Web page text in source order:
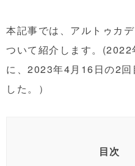
本記事では、アルトゥカ
ついて紹介します。
に、2023年4月16日の2回
した。）
目次